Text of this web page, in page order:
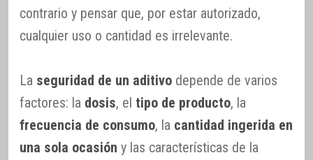
contrario y pensar que, por estar autorizado,
cualquier uso o cantidad es irrelevante.
La seguridad de un aditivo depende de varios
factores: la dosis, el tipo de producto, la
frecuencia de consumo, la cantidad ingerida en
una sola ocasión y las características de la